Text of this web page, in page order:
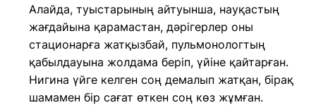
Алайда, туыстарының айтуынша, науқастың
жағдайына қарамастан, дәрігерлер оны
стационарға жатқызбай, пульмонологтың
қабылдауына жолдама беріп, үйіне қайтарған.
Нигина үйге келген соң демалып жатқан, бірақ
шамамен бір сағат өткен соң көз жұмған.